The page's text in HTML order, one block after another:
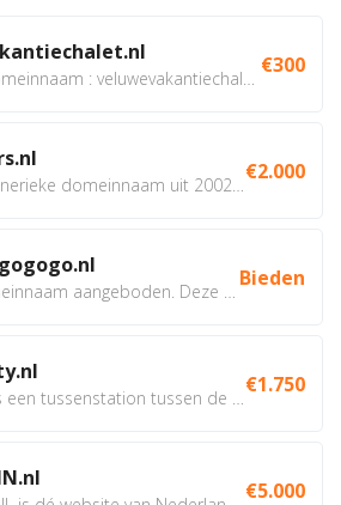
€300
€2.000
Bieden
€1.750
€5.000